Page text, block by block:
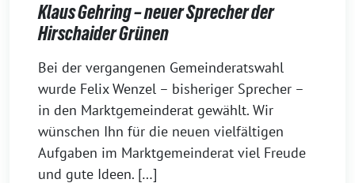
Klaus Gehring – neuer Sprecher der
Hirschaider Grünen
19.
Mai
2026
Bei der vergangenen Gemeinderatswahl
wurde Felix Wenzel – bisheriger Sprecher –
in den Marktgemeinderat gewählt. Wir
wünschen Ihn für die neuen vielfältigen
Aufgaben im Marktgemeinderat viel Freude
und gute Ideen. […]